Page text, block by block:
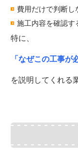
費用だけで判断し
施工内容を確認す
特に、
「なぜこの工事が
を説明してくれる